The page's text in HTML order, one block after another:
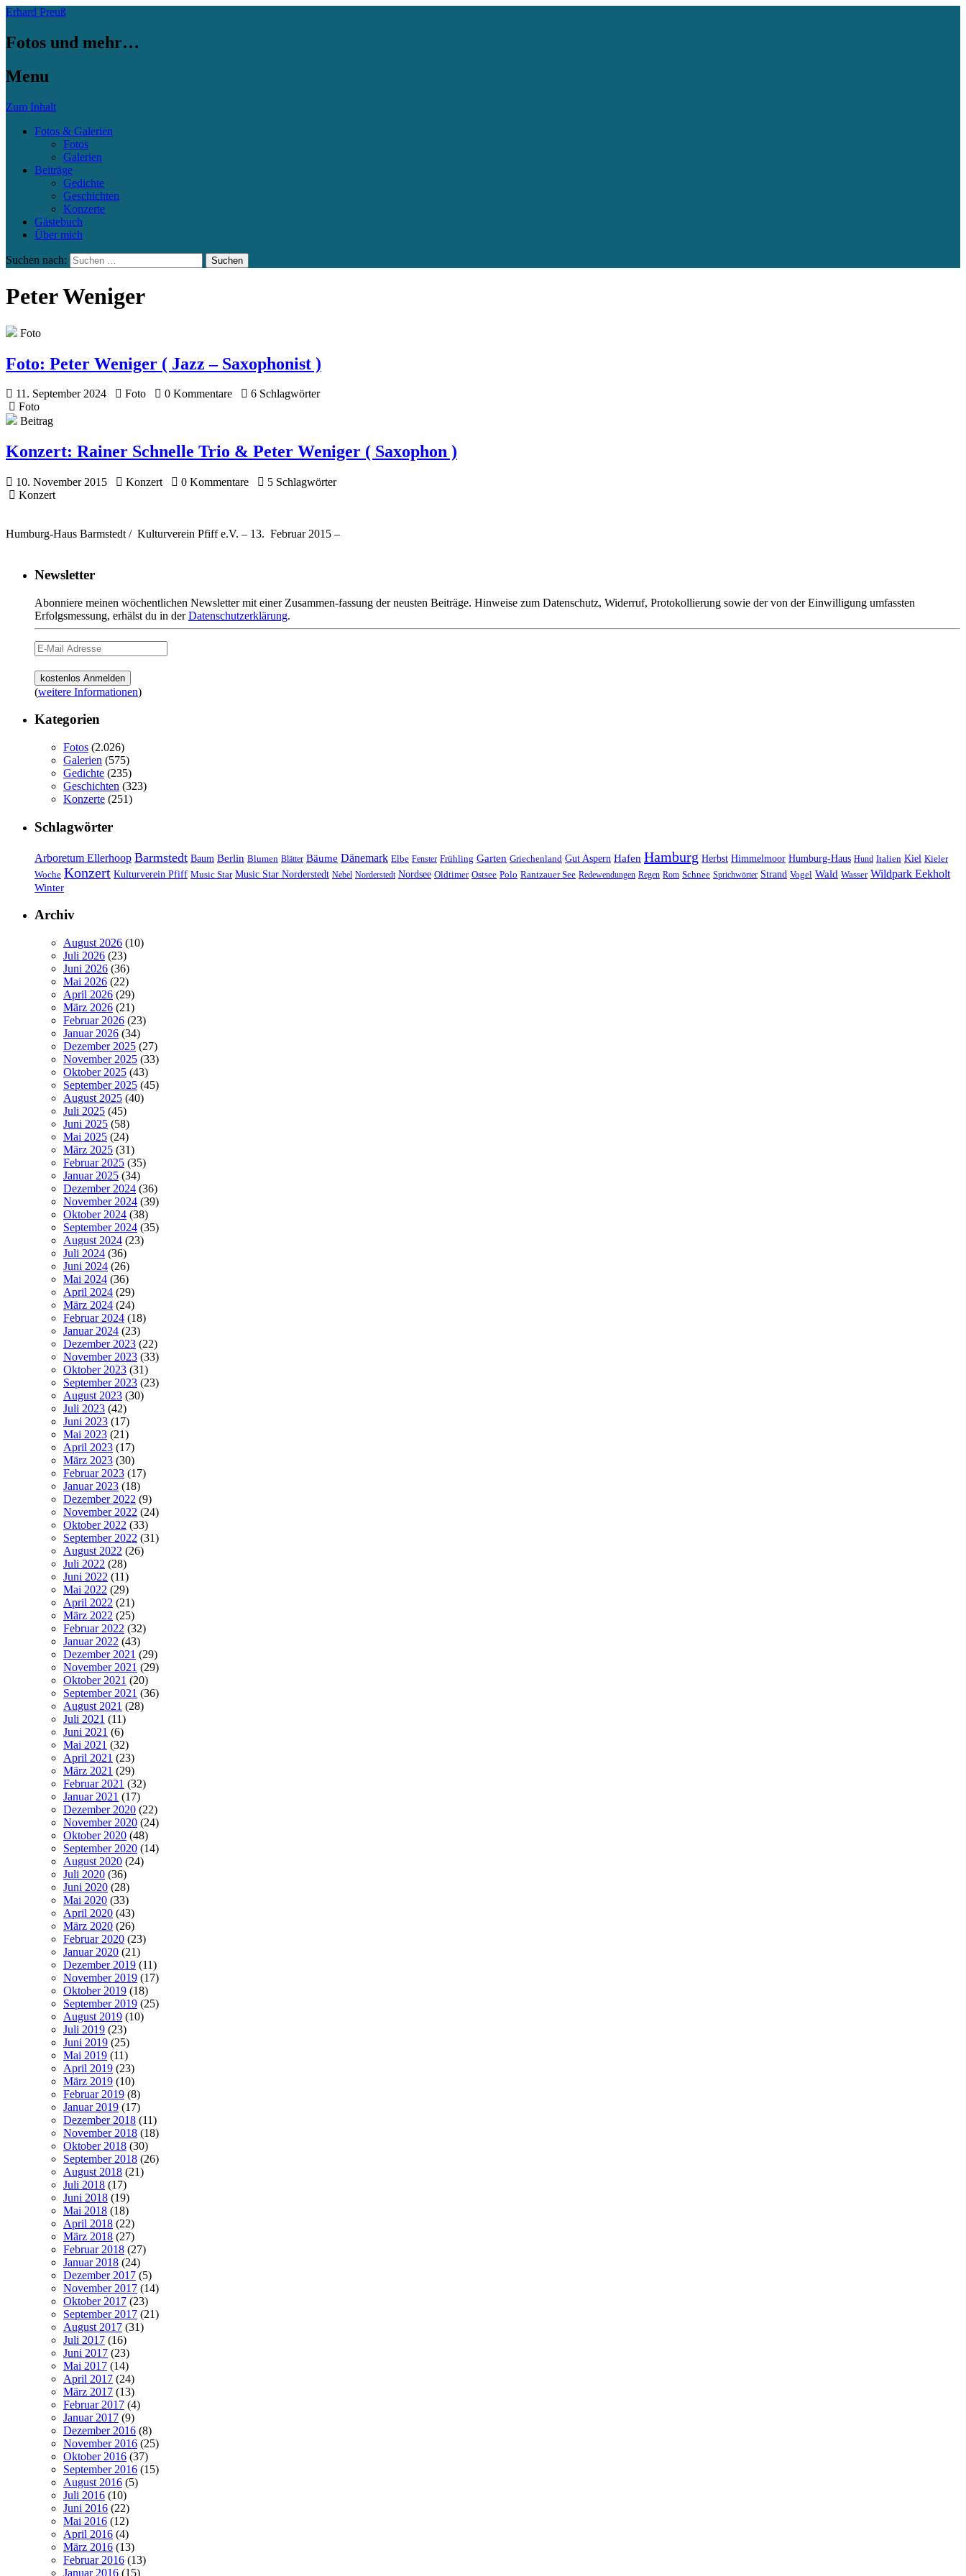
Erhard Preuß
Fotos und mehr…
Menu
Zum Inhalt
Fotos & Galerien
Fotos
Galerien
Beiträge
Gedichte
Geschichten
Konzerte
Gästebuch
Über mich
Suchen nach:
Peter Weniger
Foto
Foto: Peter Weniger ( Jazz – Saxophonist )
11. September 2024 Foto 0 Kommentare
6 Schlagwörter
Foto
Beitrag
Konzert: Rainer Schnelle Trio & Peter Weniger ( Saxophon )
10. November 2015 Konzert 0 Kommentare
5 Schlagwörter
Konzert
Humburg-Haus Barmstedt / Kulturverein Pfiff e.V. – 13. Februar 2015 –
Newsletter
Abonniere meinen wöchentlichen Newsletter mit einer Zusammen-fassung der neusten Beiträge. Hinweise zum Datenschutz, Widerruf, Protokollierung sowie der von der Einwilligung umfassten
Erfolgsmessung, erhälst du in derDatenschutzerklärung.
(weitere Informationen)
Kategorien
Fotos (2.026)
Galerien (575)
Gedichte (235)
Geschichten (323)
Konzerte (251)
Schlagwörter
Arboretum Ellerhoop Barmstedt Baum Berlin Blumen Blätter Bäume Dänemark Elbe Fenster Frühling Garten Griechenland Gut Aspern Hafen Hamburg Herbst Himmelmoor Humburg-Haus Hund Italien Kiel Kieler
Woche Konzert Kulturverein Pfiff Music Star Music Star Norderstedt Nebel Norderstedt Nordsee Oldtimer Ostsee Polo Rantzauer See Redewendungen Regen Rom Schnee Sprichwörter Strand Vogel Wald Wasser Wildpark Eekholt
Winter
Archiv
August 2026 (10)
Juli 2026 (23)
Juni 2026 (36)
Mai 2026 (22)
April 2026 (29)
März 2026 (21)
Februar 2026 (23)
Januar 2026 (34)
Dezember 2025 (27)
November 2025 (33)
Oktober 2025 (43)
September 2025 (45)
August 2025 (40)
Juli 2025 (45)
Juni 2025 (58)
Mai 2025 (24)
März 2025 (31)
Februar 2025 (35)
Januar 2025 (34)
Dezember 2024 (36)
November 2024 (39)
Oktober 2024 (38)
September 2024 (35)
August 2024 (23)
Juli 2024 (36)
Juni 2024 (26)
Mai 2024 (36)
April 2024 (29)
März 2024 (24)
Februar 2024 (18)
Januar 2024 (23)
Dezember 2023 (22)
November 2023 (33)
Oktober 2023 (31)
September 2023 (23)
August 2023 (30)
Juli 2023 (42)
Juni 2023 (17)
Mai 2023 (21)
April 2023 (17)
März 2023 (30)
Februar 2023 (17)
Januar 2023 (18)
Dezember 2022 (9)
November 2022 (24)
Oktober 2022 (33)
September 2022 (31)
August 2022 (26)
Juli 2022 (28)
Juni 2022 (11)
Mai 2022 (29)
April 2022 (21)
März 2022 (25)
Februar 2022 (32)
Januar 2022 (43)
Dezember 2021 (29)
November 2021 (29)
Oktober 2021 (20)
September 2021 (36)
August 2021 (28)
Juli 2021 (11)
Juni 2021 (6)
Mai 2021 (32)
April 2021 (23)
März 2021 (29)
Februar 2021 (32)
Januar 2021 (17)
Dezember 2020 (22)
November 2020 (24)
Oktober 2020 (48)
September 2020 (14)
August 2020 (24)
Juli 2020 (36)
Juni 2020 (28)
Mai 2020 (33)
April 2020 (43)
März 2020 (26)
Februar 2020 (23)
Januar 2020 (21)
Dezember 2019 (11)
November 2019 (17)
Oktober 2019 (18)
September 2019 (25)
August 2019 (10)
Juli 2019 (23)
Juni 2019 (25)
Mai 2019 (11)
April 2019 (23)
März 2019 (10)
Februar 2019 (8)
Januar 2019 (17)
Dezember 2018 (11)
November 2018 (18)
Oktober 2018 (30)
September 2018 (26)
August 2018 (21)
Juli 2018 (17)
Juni 2018 (19)
Mai 2018 (18)
April 2018 (22)
März 2018 (27)
Februar 2018 (27)
Januar 2018 (24)
Dezember 2017 (5)
November 2017 (14)
Oktober 2017 (23)
September 2017 (21)
August 2017 (31)
Juli 2017 (16)
Juni 2017 (23)
Mai 2017 (14)
April 2017 (24)
März 2017 (13)
Februar 2017 (4)
Januar 2017 (9)
Dezember 2016 (8)
November 2016 (25)
Oktober 2016 (37)
September 2016 (15)
August 2016 (5)
Juli 2016 (10)
Juni 2016 (22)
Mai 2016 (12)
April 2016 (4)
März 2016 (13)
Februar 2016 (13)
Januar 2016 (15)